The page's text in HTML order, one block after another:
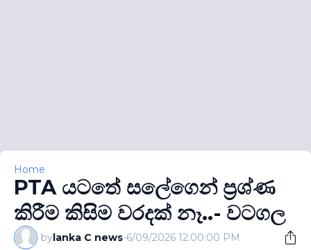
Home
PTA යටතේ සලේගෙන් ප‍්‍රශ්ණ
කිරීම කිසිම වරදක් නෑ..- වටගල
bylanka C news-6/09/2026 12:00:00 PM